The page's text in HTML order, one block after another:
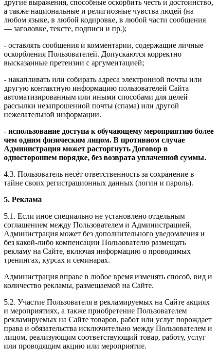
другие выражения, способные оскорбить честь и достоинство,
а также национальные и религиозные чувства людей (на
любом языке, в любой кодировке, в любой части сообщения
— заголовке, тексте, подписи и пр.);
- оставлять сообщения и комментарии, содержащие личные
оскорбления Пользователей. Допускаются корректно
высказанные претензии с аргументацией;
- накапливать или собирать адреса электронной почты или
другую контактную информацию пользователей Сайта
автоматизированным или иными способами для целей
рассылки незапрошенной почты (спама) или другой
нежелательной информации.
- использование доступа к обучающему мероприятию более
чем одним физическим лицом. В противном случае
Администрация может расторгнуть Договор в
одностороннем порядке, без возврата уплаченной суммы.
4.3. Пользователь несёт ответственность за сохранение в
тайне своих регистрационных данных (логин и пароль).
5. Реклама
5.1. Если иное специально не установлено отдельным
соглашением между Пользователем и Администрацией,
Администрация может без дополнительного уведомления и
без какой-либо компенсации Пользователю размещать
рекламу на Сайте, включая информацию о проводимых
тренингах, курсах и семинарах.
Администрация вправе в любое время изменять способ, вид и
количество рекламы, размещаемой на Сайте.
5.2. Участие Пользователя в рекламируемых на Сайте акциях
и мероприятиях, а также приобретение Пользователем
рекламируемых на Сайте товаров, работ или услуг порождает
права и обязательства исключительно между Пользователем и
лицом, реализующим соответствующий товар, работу, услуг
или проводящим акцию или мероприятие.